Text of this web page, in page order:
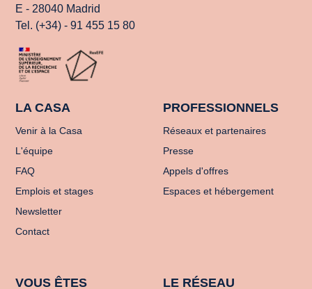
E - 28040 Madrid
Tel. (+34) - 91 455 15 80
LA CASA
Venir à la Casa
L'équipe
FAQ
Emplois et stages
Newsletter
Contact
PROFESSIONNELS
Réseaux et partenaires
Presse
Appels d'offres
Espaces et hébergement
VOUS ÊTES LE RÉSEAU